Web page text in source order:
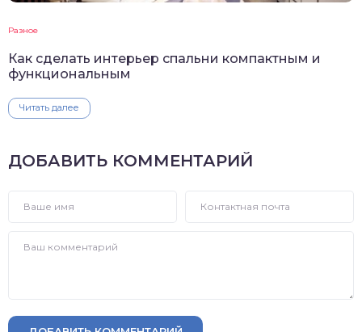
Разное
Как сделать интерьер спальни компактным и
функциональным
Читать далее
ДОБАВИТЬ КОММЕНТАРИЙ